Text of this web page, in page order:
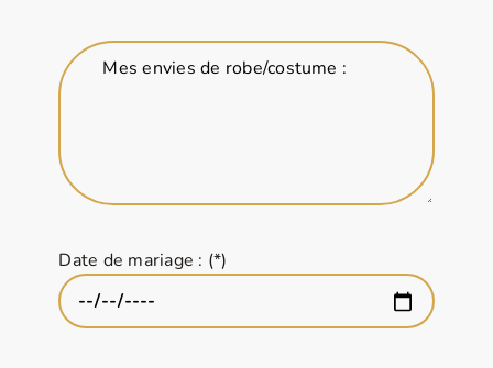
Mes envies de robe/costume :
Date de mariage : (*)